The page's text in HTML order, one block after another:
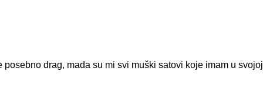
drag, mada su mi svi muški satovi koje imam u